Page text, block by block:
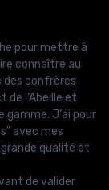
pour mettre à
connaître au
des confrères
de l'Abeille et
gamme. J'ai pour
avec mes
qualité et
de valider